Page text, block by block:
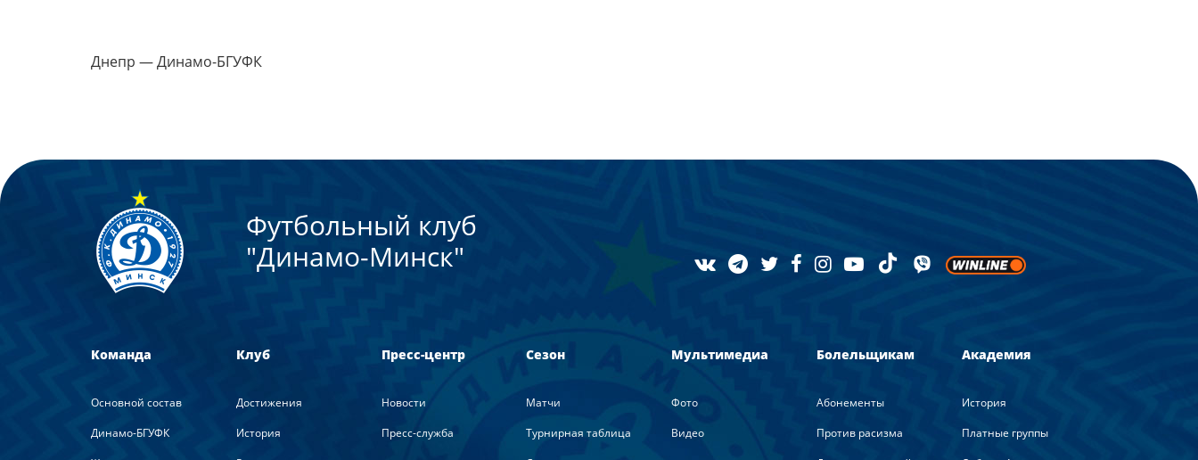
Днепр — Динамо-БГУФК
Футбольный клуб
"Динамо-Минск"
Команда
Основной состав
Динамо-БГУФК
Клуб
Достижения
История
Пресс-центр
Новости
Пресс-служба
Сезон
Матчи
Турнирная таблица
Мультимедиа
Фото
Видео
Болельщикам
Абонементы
Против расизма
Академия
История
Платные группы